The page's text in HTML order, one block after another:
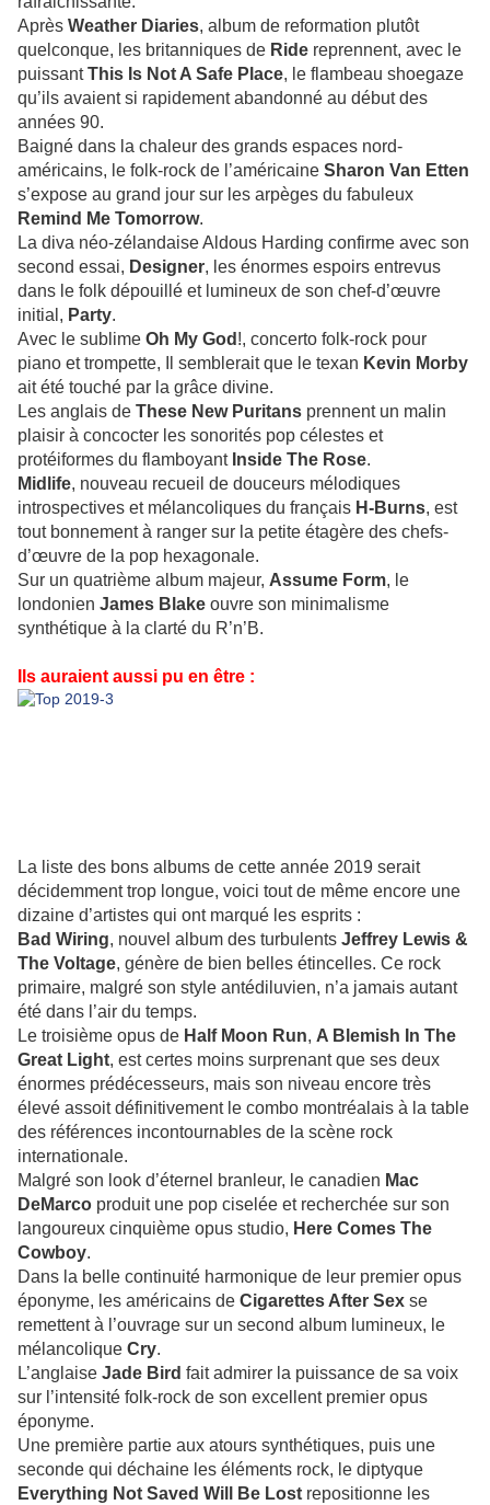
Après Weather Diaries, album de reformation plutôt
quelconque, les britanniques de Ride reprennent, avec le
puissantThis Is Not A Safe Place, le flambeau shoegaze
qu’ils avaient si rapidement abandonné au début des
années 90.
Baigné dans la chaleur des grands espaces nord-
américains, le folk-rock de l’américaine Sharon Van Etten
s’expose au grand jour sur les arpèges du fabuleux
Remind Me Tomorrow.
La diva néo-zélandaise Aldous Harding confirme avec son
second essai, Designer, les énormes espoirs entrevus
dans le folk dépouillé et lumineux de son chef-d’œuvre
initial, Party.
Avec le sublime Oh My God !, concerto folk-rock pour
piano et trompette, Il semblerait que le texan Kevin Morby
ait été touché par la grâce divine.
Les anglais de These New Puritans prennent un malin
plaisir à concocter les sonorités pop célestes et
protéiformes du flamboyant Inside The Rose.
Midlife, nouveau recueil de douceurs mélodiques
introspectives et mélancoliques du français H-Burns, est
tout bonnement à ranger sur la petite étagère des chefs-
d’œuvre de la pop hexagonale.
Sur un quatrième album majeur, Assume Form, le
londonien James Blake ouvre son minimalisme
synthétique à la clarté du R’n’B.
Ils auraient aussi pu en être :
La liste des bons albums de cette année 2019 serait
décidemment trop longue, voici tout de même encore une
dizaine d’artistes qui ont marqué les esprits :
Bad Wiring, nouvel album des turbulents Jeffrey Lewis &
The Voltage, génère de bien belles étincelles. Ce rock
primaire, malgré son style antédiluvien, n’a jamais autant
été dans l’air du temps.
Le troisième opus de Half Moon Run, A Blemish In The
Great Light, est certes moins surprenant que ses deux
énormes prédécesseurs, mais son niveau encore très
élevé assoit définitivement le combo montréalais à la table
des références incontournables de la scène rock
internationale.
Malgré son look d’éternel branleur, le canadien Mac
DeMarco produit une pop ciselée et recherchée sur son
langoureux cinquième opus studio, Here Comes The
Cowboy.
Dans la belle continuité harmonique de leur premier opus
éponyme, les américains de Cigarettes After Sex se
remettent à l’ouvrage sur un second album lumineux, le
mélancolique Cry.
L’anglaise Jade Bird fait admirer la puissance de sa voix
sur l’intensité folk-rock de son excellent premier opus
éponyme.
Une première partie aux atours synthétiques, puis une
seconde qui déchaine les éléments rock, le diptyque
Everything Not Saved Will Be Lost repositionne les